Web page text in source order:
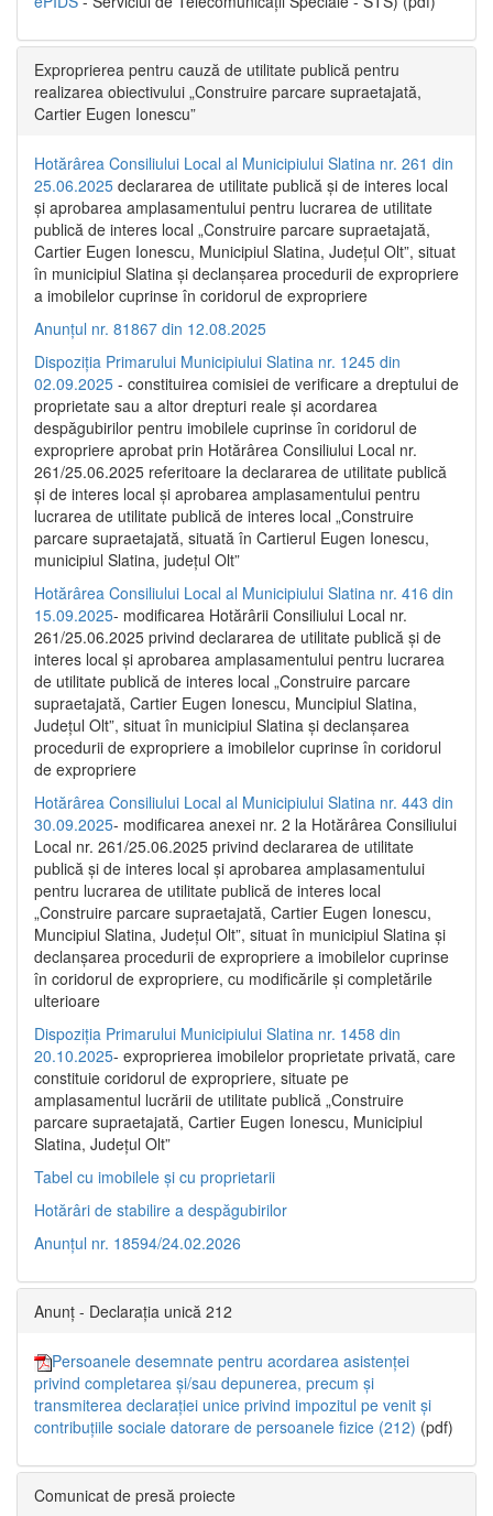
Exproprierea pentru cauză de utilitate publică pentru
realizarea obiectivului „Construire parcare supraetajată,
Cartier Eugen Ionescu”
Hotărârea Consiliului Local al Municipiului Slatina nr. 261 din
25.06.2025 declararea de utilitate publică și de interes local
și aprobarea amplasamentului pentru lucrarea de utilitate
publică de interes local „Construire parcare supraetajată,
Cartier Eugen Ionescu, Municipiul Slatina, Județul Olt”, situat
în municipiul Slatina și declanșarea procedurii de expropriere
a imobilelor cuprinse în coridorul de expropriere
Anunțul nr. 81867 din 12.08.2025
Dispoziția Primarului Municipiului Slatina nr. 1245 din
02.09.2025 - constituirea comisiei de verificare a dreptului de
proprietate sau a altor drepturi reale și acordarea
despăgubirilor pentru imobilele cuprinse în coridorul de
expropriere aprobat prin Hotărârea Consiliului Local nr.
261/25.06.2025 referitoare la declararea de utilitate publică
și de interes local și aprobarea amplasamentului pentru
lucrarea de utilitate publică de interes local „Construire
parcare supraetajată, situată în Cartierul Eugen Ionescu,
municipiul Slatina, județul Olt”
Hotărârea Consiliului Local al Municipiului Slatina nr. 416 din
15.09.2025- modificarea Hotărârii Consiliului Local nr.
261/25.06.2025 privind declararea de utilitate publică și de
interes local și aprobarea amplasamentului pentru lucrarea
de utilitate publică de interes local „Construire parcare
supraetajată, Cartier Eugen Ionescu, Muncipiul Slatina,
Județul Olt”, situat în municipiul Slatina și declanșarea
procedurii de expropriere a imobilelor cuprinse în coridorul
de expropriere
Hotărârea Consiliului Local al Municipiului Slatina nr. 443 din
30.09.2025- modificarea anexei nr. 2 la Hotărârea Consiliului
Local nr. 261/25.06.2025 privind declararea de utilitate
publică şi de interes local şi aprobarea amplasamentului
pentru lucrarea de utilitate publică de interes local
„Construire parcare supraetajată, Cartier Eugen Ionescu,
Muncipiul Slatina, Judeţul Olt”, situat în municipiul Slatina şi
declanşarea procedurii de expropriere a imobilelor cuprinse
în coridorul de expropriere, cu modificările şi completările
ulterioare
Dispoziția Primarului Municipiului Slatina nr. 1458 din
20.10.2025- exproprierea imobilelor proprietate privată, care
constituie coridorul de expropriere, situate pe
amplasamentul lucrării de utilitate publică „Construire
parcare supraetajată, Cartier Eugen Ionescu, Municipiul
Slatina, Județul Olt”
Tabel cu imobilele și cu proprietarii
Hotărâri de stabilire a despăgubirilor
Anunțul nr. 18594/24.02.2026
Anunț - Declarația unică 212
Persoanele desemnate pentru acordarea asistenței
privind completarea și/sau depunerea, precum și
transmiterea declarației unice privind impozitul pe venit și
contribuțiile sociale datorare de persoanele fizice (212) (pdf)
Comunicat de presă proiecte